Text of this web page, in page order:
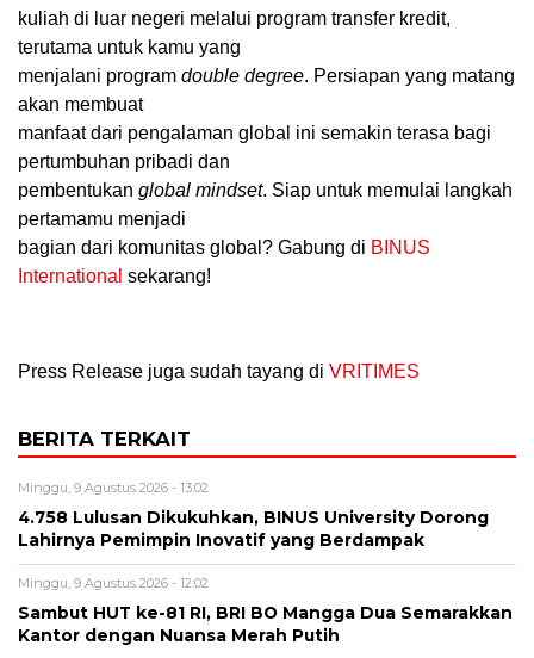
kuliah di luar negeri melalui program transfer kredit,
terutama untuk kamu yang
menjalani program double degree. Persiapan yang matang
akan membuat
manfaat dari pengalaman global ini semakin terasa bagi
pertumbuhan pribadi dan
pembentukan global mindset. Siap untuk memulai langkah
pertamamu menjadi
bagian dari komunitas global? Gabung di BINUS
International sekarang!
Press Release juga sudah tayang di VRITIMES
BERITA TERKAIT
Minggu, 9 Agustus 2026 - 13:02
4.758 Lulusan Dikukuhkan, BINUS University Dorong
Lahirnya Pemimpin Inovatif yang Berdampak
Minggu, 9 Agustus 2026 - 12:02
Sambut HUT ke-81 RI, BRI BO Mangga Dua Semarakkan
Kantor dengan Nuansa Merah Putih